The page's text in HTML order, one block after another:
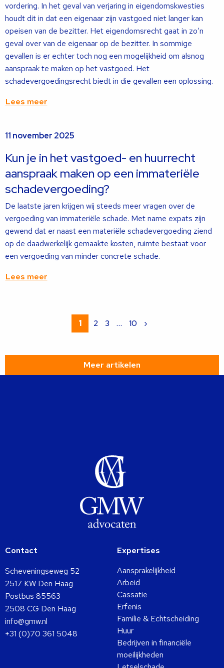
vordering. In het geval van verjaring in eigendomskwesties
houdt dit in dat een eigenaar zijn vastgoed niet langer kan
opeisen van de bezitter. Het eigendomsrecht gaat in zo’n
geval over van de eigenaar op de bezitter. In sommige
gevallen is er echter toch nog een mogelijkheid om alsnog
aanspraak te maken op het vastgoed. Het
schadevergoedingsrecht biedt in die gevallen een oplossing.
Lees meer
meer
11 november 2025
Kun je in het vastgoed- en huurrecht
aanspraak maken op een immateriële
schadevergoeding?
De laatste jaren krijgen wij steeds meer vragen over de
vergoeding van immateriële schade. Met name expats zijn
gewend dat er naast een materiële schadevergoeding ziend
op de daadwerkelijk gemaakte kosten, ruimte bestaat voor
een vergoeding van minder concrete schade.
Lees meer
1 2 3 … 10 ›
Meer artikelen
Contact
Scheveningseweg 52
2517 KW Den Haag
Postbus 85563
2508 CG Den Haag
info@gmw.nl
+31 (0)70 361 5048
Expertises
Aansprakelijkheid
Arbeid
Cassatie
Erfenis
Familie & Echtscheiding
Huur
Bedrijven in financiële
moeilijkheden